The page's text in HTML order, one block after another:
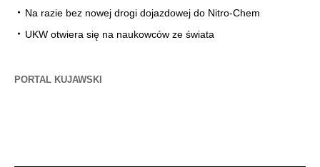
Na razie bez nowej drogi dojazdowej do Nitro-Chem
UKW otwiera się na naukowców ze świata
PORTAL KUJAWSKI